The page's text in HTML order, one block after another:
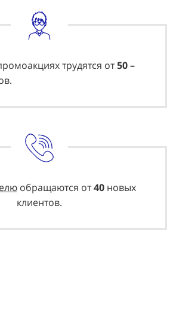
трудятся от50 –
обращаются от40новых
клиентов.